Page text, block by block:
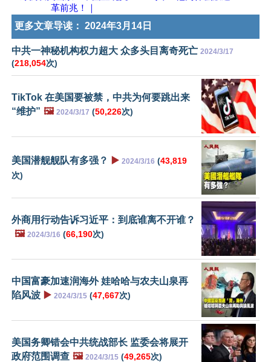
革前兆！｜
更多文章导读： 2024年3月14日
中共一神秘机构权力超大 众多头目离奇死亡 2024/3/17
(218,054次)
TikTok 在美国要被禁，中共为何要跳出来
“维护” 🖼️ 2024/3/17 (50,226次)
美国潜舰舰队有多强？ ▶️ 2024/3/16 (43,819
次)
外商用行动告诉习近平：到底谁离不开谁？
🖼️ 2024/3/16 (66,190次)
中国富豪加速润海外 娃哈哈与农夫山泉再
陷风波 ▶️ 2024/3/15 (47,667次)
美国务卿错会中共统战部长 监委会将展开
政府范围调查 🖼️ 2024/3/15 (49,265次)